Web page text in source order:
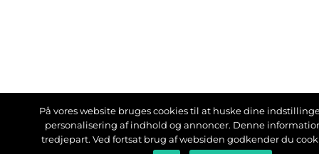
På vores website bruges cookies til at huske dine
personalisering af indhold og annoncer. Denne
tredjepart. Ved fortsat brug af websiden godkender du